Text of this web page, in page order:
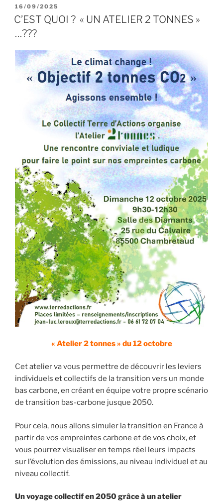
PUBLIÉ
LE
16/09/2025
C’EST QUOI ? « UN ATELIER 2 TONNES »
…???
« Atelier 2 tonnes » du 12 octobre
Cet atelier va vous permettre de découvrir les leviers
individuels et collectifs de la transition vers un monde
bas carbone, en créant en équipe votre propre scénario
de transition bas-carbone jusque 2050.
Pour cela, nous allons simuler la transition en France à
partir de vos empreintes carbone et de vos choix, et
vous pourrez visualiser en temps réel leurs impacts
sur l’évolution des émissions, au niveau individuel et au
niveau collectif.
Un voyage collectif en 2050 grâce à un atelier